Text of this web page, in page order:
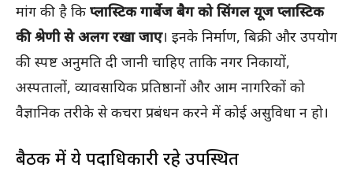
मांग की है कि प्लास्टिक गार्बेज बैग को सिंगल यूज प्लास्टिक
की श्रेणी से अलग रखा जाए। इनके निर्माण, बिक्री और उपयोग
की स्पष्ट अनुमति दी जानी चाहिए ताकि नगर निकायों,
अस्पतालों, व्यावसायिक प्रतिष्ठानों और आम नागरिकों को
वैज्ञानिक तरीके से कचरा प्रबंधन करने में कोई असुविधा न हो।
बैठक में ये पदाधिकारी रहे उपस्थित